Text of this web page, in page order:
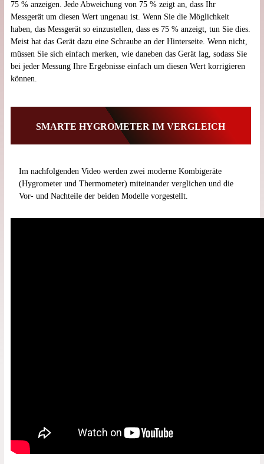
75 % anzeigen. Jede Abweichung von 75 % zeigt an, dass Ihr
Messgerät um diesen Wert ungenau ist. Wenn Sie die Möglichkeit
haben, das Messgerät so einzustellen, dass es 75 % anzeigt, tun Sie dies.
Meist hat das Gerät dazu eine Schraube an der Hinterseite. Wenn nicht,
müssen Sie sich einfach merken, wie daneben das Gerät lag, sodass Sie
bei jeder Messung Ihre Ergebnisse einfach um diesen Wert korrigieren
können.
SMARTE HYGROMETER IM VERGLEICH
Im nachfolgenden Video werden zwei moderne Kombigeräte
(Hygrometer und Thermometer) miteinander verglichen und die
Vor- und Nachteile der beiden Modelle vorgestellt.